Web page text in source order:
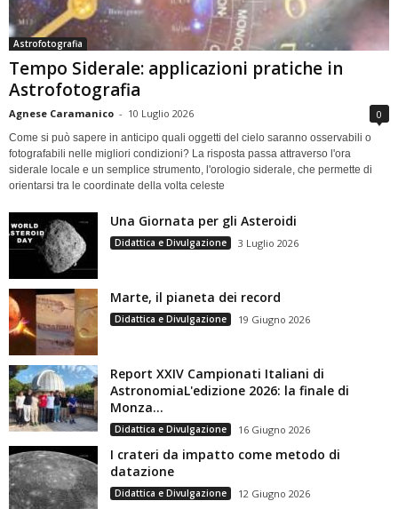
Astrofotografia
Tempo Siderale: applicazioni pratiche in
Astrofotografia
Agnese Caramanico - 10 Luglio 2026 0
Come si può sapere in anticipo quali oggetti del cielo saranno osservabili o
fotografabili nelle migliori condizioni? La risposta passa attraverso l'ora
siderale locale e un semplice strumento, l'orologio siderale, che permette di
orientarsi tra le coordinate della volta celeste
Una Giornata per gli Asteroidi
Didattica e Divulgazione 3 Luglio 2026
Marte, il pianeta dei record
Didattica e Divulgazione 19 Giugno 2026
Report XXIV Campionati Italiani di
AstronomiaL'edizione 2026: la finale di
Monza...
Didattica e Divulgazione 16 Giugno 2026
I crateri da impatto come metodo di
datazione
Didattica e Divulgazione 12 Giugno 2026